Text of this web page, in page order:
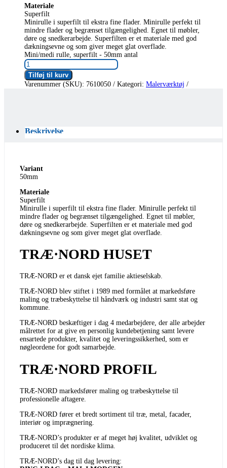
Materiale
Superfilt
Minirulle i superfilt til ekstra fine flader. Minirulle perfekt til
mindre flader og begrænset tilgængelighed. Egnet til møbler,
døre og snedkerarbejde. Superfilten er et materiale med god
dækningsevne og som giver meget glat overflade.
Mini/medi rulle, superfilt - 50mm antal
Tilføj til kurv
Varenummer (SKU): 7610050 Kategori: Malerværktøj
Beskrivelse
Variant
50mm
Materiale
Superfilt
Minirulle i superfilt til ekstra fine flader. Minirulle perfekt til
mindre flader og begrænset tilgængelighed. Egnet til møbler,
døre og snedkerarbejde. Superfilten er et materiale med god
dækningsevne og som giver meget glat overflade.
TRÆ·NORD HUSET
TRÆ-NORD er et dansk ejet familie aktieselskab.
TRÆ-NORD blev stiftet i 1989 med formålet at markedsføre
maling og træbeskyttelse til håndværk og industri samt stat og
kommune.
TRÆ-NORD beskæftiger i dag 4 medarbejdere, der alle arbejder
målrettet for at give en personlig kundebetjening samt levere
ensartede produkter, kvalitet og leveringssikkerhed, som er
nøgleordene for godt samarbejde.
TRÆ·NORD PROFIL
TRÆ-NORD markedsfører maling og træbeskyttelse til
professionelle aftagere.
TRÆ-NORD fører et bredt sortiment til træ, metal, facader,
interiør og imprægnering.
TRÆ-NORD’s produkter er af meget høj kvalitet, udviklet og
produceret til det nordiske klima.
TRÆ-NORD’s dag til dag levering: